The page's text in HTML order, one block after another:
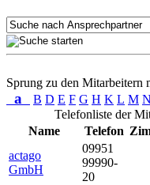
Sprung zu den Mitarbeitern
a B D E F G H K L M N
Telefonliste der
Name
Telefon
actago
GmbH
09951
99990-
20